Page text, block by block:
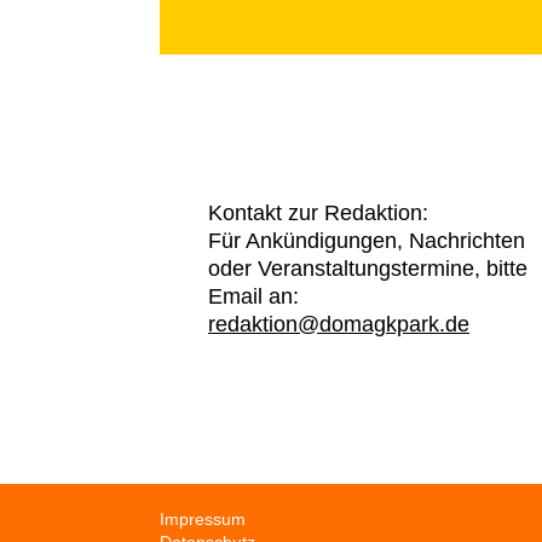
Kontakt zur Redaktion:
Für Ankündigungen, Nachrichten
oder Veranstaltungstermine, bitte
Email an:
redaktion@domagkpark.de
Navigation
Impressum